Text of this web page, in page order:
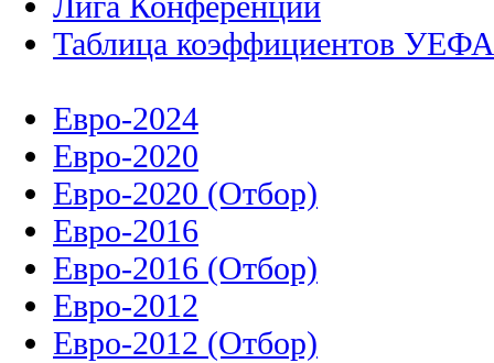
Таблица коэффициентов УЕФА
Евро-2024
Евро-2020
Евро-2020 (Отбор)
Евро-2016
Евро-2016 (Отбор)
Евро-2012
Евро-2012 (Отбор)